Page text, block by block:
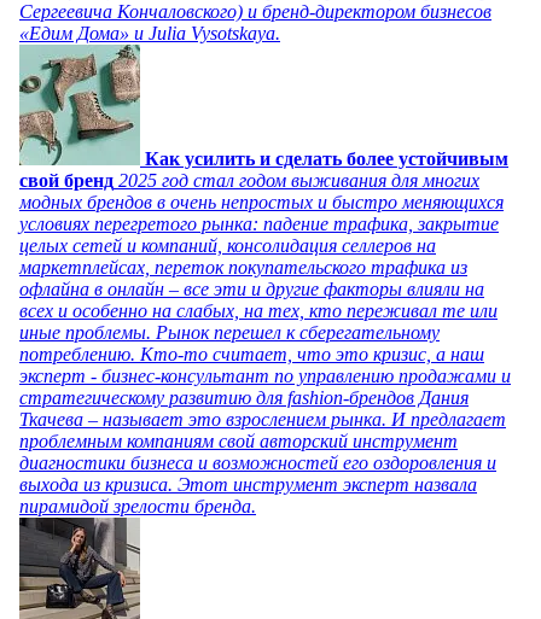
Сергеевича Кончаловского) и бренд-директором бизнесов
«Едим Дома» и Julia Vysotskaya.
Как усилить и сделать более устойчивым
свой бренд 2025 год стал годом выживания для многих
модных брендов в очень непростых и быстро меняющихся
условиях перегретого рынка: падение трафика, закрытие
целых сетей и компаний, консолидация селлеров на
маркетплейсах, переток покупательского трафика из
офлайна в онлайн – все эти и другие факторы влияли на
всех и особенно на слабых, на тех, кто переживал те или
иные проблемы. Рынок перешел к сберегательному
потреблению. Кто-то считает, что это кризис, а наш
эксперт - бизнес-консультант по управлению продажами и
стратегическому развитию для fashion-брендов Дания
Ткачева – называет это взрослением рынка. И предлагает
проблемным компаниям свой авторский инструмент
диагностики бизнеса и возможностей его оздоровления и
выхода из кризиса. Этот инструмент эксперт назвала
пирамидой зрелости бренда.